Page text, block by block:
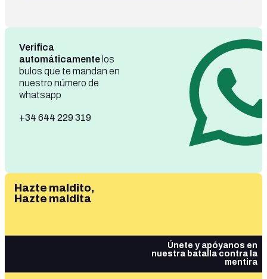
Verifica
automáticamente los
bulos que te mandan en
nuestro número de
whatsapp
+34 644 229 319
Hazte maldito,
Hazte maldita
Únete y apóyanos en
nuestra batalla contra la
mentira